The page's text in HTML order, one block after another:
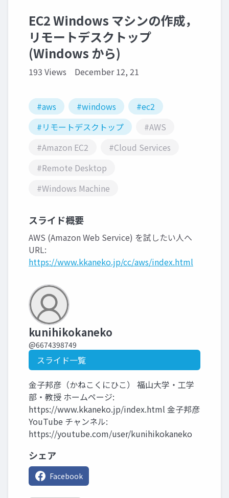
EC2 Windows マシンの作成，
リモートデスクトップ
(Windows から)
193 Views December 12, 21
#aws #windows
#ec2
#リモートデスクトップ
#AWS
#Amazon EC2
#Cloud Services
#Remote Desktop
#Windows Machine
スライド概要
AWS (Amazon Web Service) を試したい人へ
URL:
https://www.kkaneko.jp/cc/aws/index.html
kunihikokaneko
@6674398749
スライド一覧
金子邦彦（かねこくにひこ） 福山大学・工学
部・教授 ホームページ:
https://www.kkaneko.jp/index.html 金子邦彦
YouTube チャンネル:
https://youtube.com/user/kunihikokaneko
シェア
Facebook